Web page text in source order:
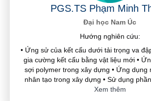
PGS.TS Phạm Minh
Đại học Nam Úc
Hướng nghiên cứu:
• Ứng sử của kết cấu dưới tải trọng va
gia cường kết cấu bằng vật liệu mới •
sợi polymer trong xây dựng • Ứng dụng
nhân tạo trong xây dựng • Sử dụng
Xem thêm